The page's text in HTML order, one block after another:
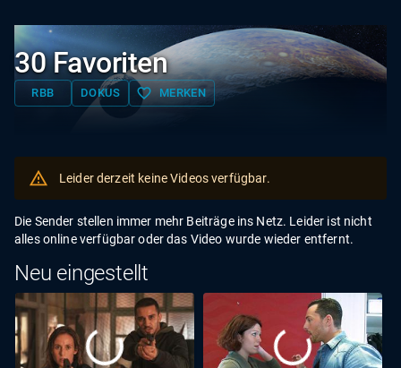
30 Favoriten
RBB DOKUS favorite_border MERKEN
Leider derzeit keine Videos verfügbar.
Die Sender stellen immer mehr Beiträge ins Netz. Leider ist nicht
alles online verfügbar oder das Video wurde wieder entfernt.
Neu eingestellt